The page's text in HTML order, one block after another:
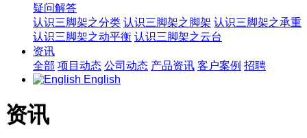
疑问解答
认识三脚架之分类 认识三脚架之脚架 认识三脚架之承重
认识三脚架之动平衡 认识三脚架之云台
资讯
全部 项目动态 公司动态 产品资讯 客户案例 招聘
English
资讯